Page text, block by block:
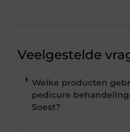
Veelgestelde
Welke producten
pedicure
Soest?